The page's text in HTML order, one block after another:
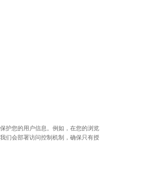
护您的用户信息。例如，在您的浏览
们会部署访问控制机制，确保只有授